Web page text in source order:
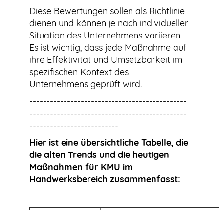
Diese Bewertungen sollen als Richtlinie
dienen und können je nach individueller
Situation des Unternehmens variieren.
Es ist wichtig, dass jede Maßnahme auf
ihre Effektivität und Umsetzbarkeit im
spezifischen Kontext des
Unternehmens geprüft wird.
----------------------------------------------
----------------------------------------------
--------------------------
Hier ist eine übersichtliche Tabelle, die
die alten Trends und die heutigen
Maßnahmen für KMU im
Handwerksbereich zusammenfasst: